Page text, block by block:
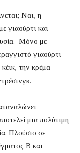
Ναι, η
γιαούρτι και
Μόνο με
γιαούρτι
την κρέμα
μια πολύτιμη
Πλούσιο σε
Β και